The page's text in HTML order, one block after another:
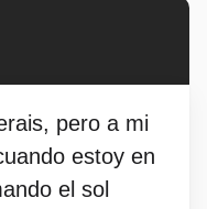
pero a mi
estoy en
el sol